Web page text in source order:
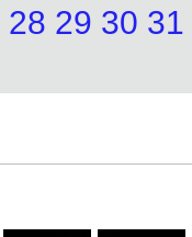
28 29 30 31